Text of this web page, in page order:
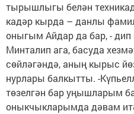
тырышлыгы белән
кадәр кырда – данлы
оныгым Айдар да бар, - дип
Минталип ага, басуда
сөйләгәндә, аның кырыс
нурлары балкытты. -
төзелгән бар уңышларым
оныкчыкларымда дәвам